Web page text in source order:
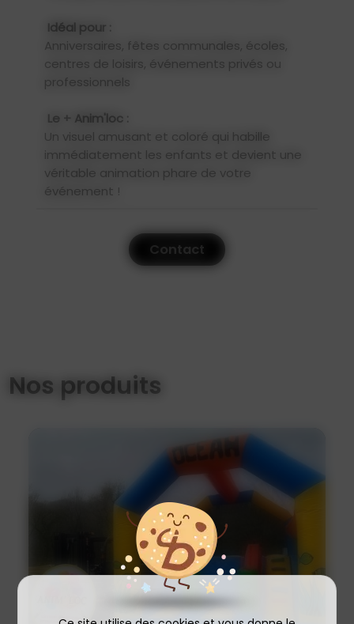
Idéal pour :
Anniversaires, fêtes communales, écoles,
centres de loisirs, événements privés ou
professionnels
Le + Anim'loc :
Un visuel amusant et coloré qui habille
immédiatement les enfants et devient une
véritable animation phare de votre
événement !
Contact
Nos produits